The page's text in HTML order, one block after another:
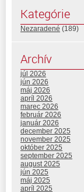
Kategórie
Nezaradené (189)
Archív
júl 2026
jún 2026
máj 2026
apríl 2026
marec 2026
február 2026
január 2026
december 2025
november 2025
október 2025
september 2025
august 2025
jún 2025
máj 2025
apríl 2025